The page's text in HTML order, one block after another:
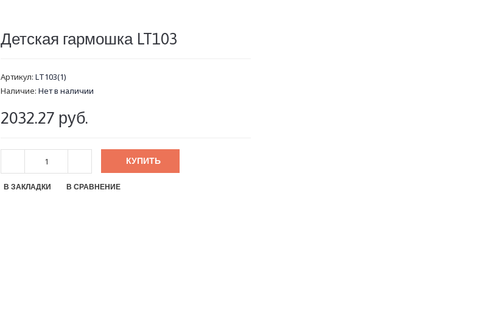
Детская гармошка LT103
Артикул:LT103(1)
Наличие:Нет в наличии
2032.27 руб.
КУПИТЬ
В ЗАКЛАДКИ В СРАВНЕНИЕ